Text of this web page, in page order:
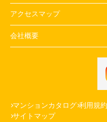
アクセスマップ
会社概要
マンションカタログ 利用規約
サイトマップ